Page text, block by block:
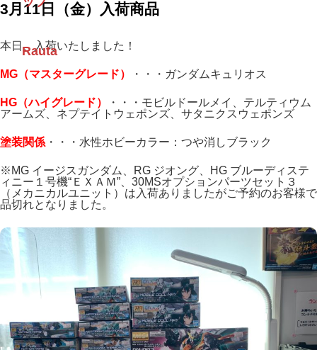
3月11日（金）入荷商品
本日、入荷いたしました！
MG（マスターグレード） ・・・ガンダムキュリオス
HG（ハイグレード）
・・・モビルドールメイ、テルティウム
アームズ、ネプテイトウェポンズ、サタニクスウェポンズ
塗装関係 ・・・水性ホビーカラー：つや消しブラック
※MG イージスガンダム、RG ジオング、HG ブルーディステ
ィニー１号機“ＥＸＡＭ”、30MSオプションパーツセット３
（メカニカルユニット）は入荷ありましたがご予約のお客様で
品切れとなりました。